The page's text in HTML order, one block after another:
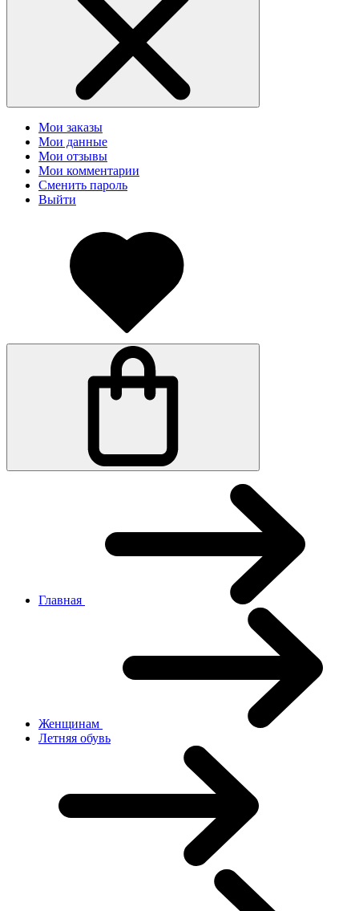
Мои заказы
Мои данные
Мои отзывы
Мои комментарии
Сменить пароль
Выйти
Главная
Женщинам
Летняя обувь